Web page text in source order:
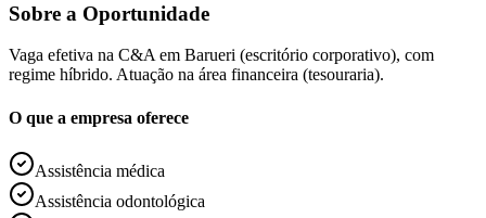
Sobre a Oportunidade
Vaga efetiva na C&A em Barueri (escritório corporativo), com
regime híbrido. Atuação na área financeira (tesouraria).
O que a empresa oferece
Assistência médica
Assistência odontológica